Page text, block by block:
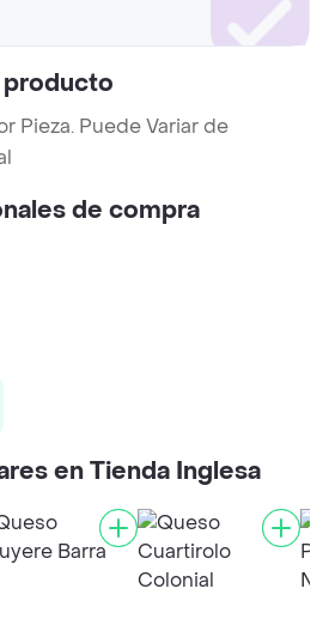
Pieza. Puede Variar de
de compra
en Tienda Inglesa